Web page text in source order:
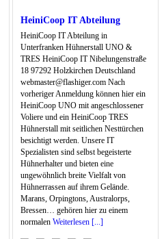
HeiniCoop IT Abteilung
HeiniCoop IT Abteilung in
Unterfranken Hühnerstall UNO &
TRES HeiniCoop IT Nibelungenstraße
18 97292 Holzkirchen Deutschland
webmaster@flashiger.com Nach
vorheriger Anmeldung können hier ein
HeiniCoop UNO mit angeschlossener
Voliere und ein HeiniCoop TRES
Hühnerstall mit seitlichen Nesttürchen
besichtigt werden. Unsere IT
Spezialisten sind selbst begeisterte
Hühnerhalter und bieten eine
ungewöhnlich breite Vielfalt von
Hühnerrassen auf ihrem Gelände.
Marans, Orpingtons, Australorps,
Bressen… gehören hier zu einem
normalen Weiterlesen [...]